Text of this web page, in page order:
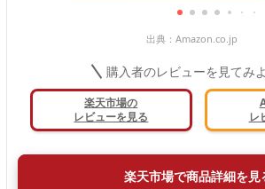
出典： Amazon.co.jp
購入者のレビューを見てみ
楽天市場の
レビューを見る
レ
楽天市場で商品詳細を見